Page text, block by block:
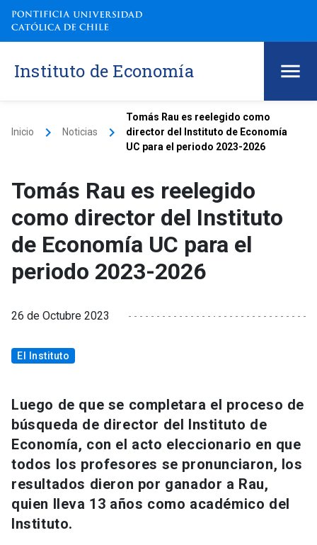
Instituto de Economía
Inicio keyboard_arrow_right Noticias keyboard_arrow_right
Tomás Rau es reelegido como
director del Instituto de Economía
UC para el periodo 2023-2026
Tomás Rau es reelegido
como director del Instituto
de Economía UC para el
periodo 2023-2026
26 de Octubre 2023
El Instituto
Luego de que se completara el proceso de
búsqueda de director del Instituto de
Economía, con el acto eleccionario en que
todos los profesores se pronunciaron, los
resultados dieron por ganador a Rau,
quien lleva 13 años como académico del
Instituto.